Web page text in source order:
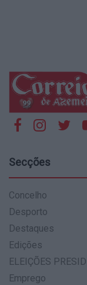
Secções
Concelho
Desporto
Destaques
Edições
ELEIÇÕES
Emprego